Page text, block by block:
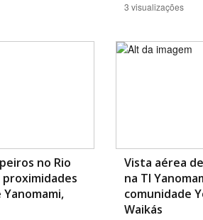
3 visualizações
no Rio
proximidades
Vista aérea
na TI
comunidade
Waikás